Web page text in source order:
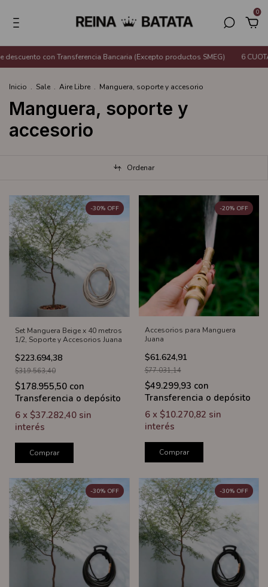
0
con Transferencia Bancaria (Excepto productos SMEG) 6 CUOTAS SIN
Inicio . Sale . Aire Libre . Manguera, soporte y accesorio
Manguera, soporte y
accesorio
Ordenar
Set Manguera Beige x 40 metros
1/2, Soporte y Accesorios Juana
$223.694,38
-30% OFF
$319.563,40
$178.955,50 con
Transferencia o depósito
6 x $37.282,40 sin
interés
Comprar
Accesorios para Manguera
Juana
$61.624,91
-20% OFF
$77.031,14
$49.299,93 con
Transferencia o depósito
6 x $10.270,82 sin
interés
Comprar
-30% OFF -30% OFF